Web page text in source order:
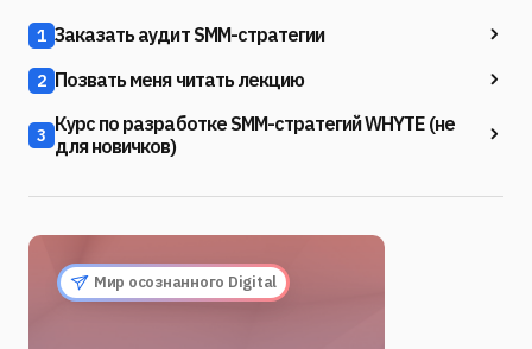
1 Заказать аудит SMM-стратегии
2 Позвать меня читать лекцию
3 Курс по разработке SMM-стратегий WHYTE (не
для новичков)
Мир осознанного Digital